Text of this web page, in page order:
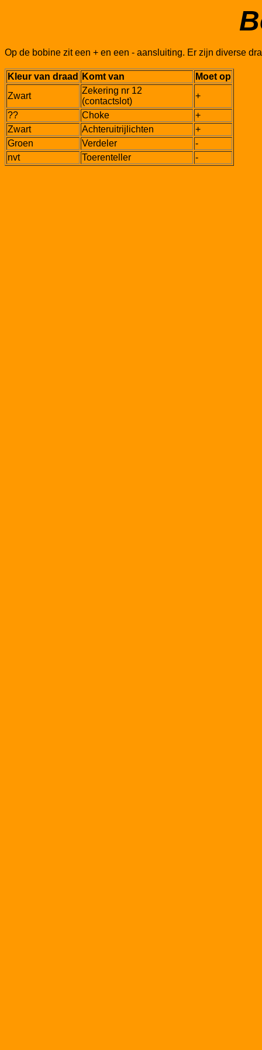
Op de bobine zit een + en een - aansluiting. Er zijn diverse
Kleur van draad Komt van
Moet op
Zwart
Zekering nr 12
(contactslot)
+
??
Choke
+
Zwart
Achteruitrijlichten
+
Groen
Verdeler
-
nvt
Toerenteller -